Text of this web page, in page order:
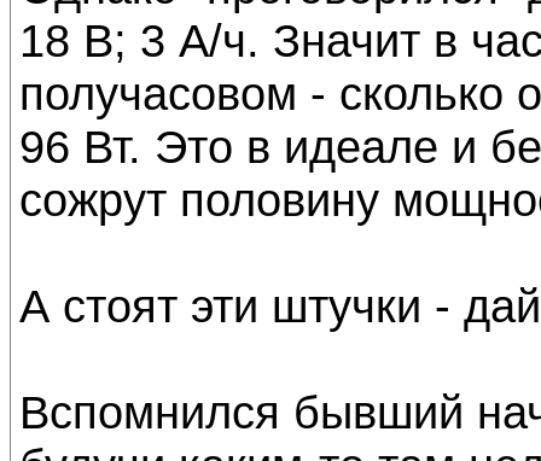
18 В; 3 А/ч. Значит в
получасовом - сколько
96 Вт. Это в идеале и
сожрут половину
А стоят эти штучки -
Вспомнился бывший